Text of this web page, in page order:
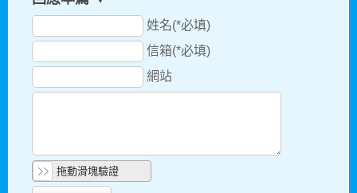
姓名(*必填)
信箱(*必填)
網站
拖動滑塊驗證